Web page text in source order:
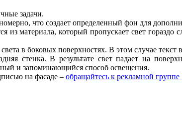
задачи.
что создает определенный фон для
из материала, который пропускает свет
в боковых поверхностях. В этом случае текст
стенка. В результате свет падает на
и запоминающийся способ освещения.
на фасаде – обращайтесь к рекламной